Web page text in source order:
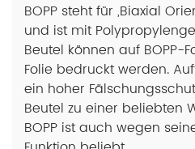
BOPP steht für „Biaxial
und ist mit
Beutel können auf BOPP-
Folie bedruckt werden.
ein hoher
Beutel zu einer beliebten
BOPP ist auch wegen